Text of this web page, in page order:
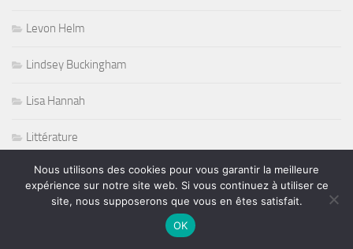
Levon Helm
Lindsey Buckingham
Lisa Hannah
Littérature
Little Dragon
Lou Gramm
Nous utilisons des cookies pour vous garantir la meilleure
expérience sur notre site web. Si vous continuez à utiliser ce
site, nous supposerons que vous en êtes satisfait.
OK